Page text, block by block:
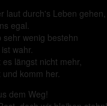
laut durch's Leben gehen,
egal.
sehr wenig bestehn
wahr.
längst nicht mehr,
komm her.
dem Weg!